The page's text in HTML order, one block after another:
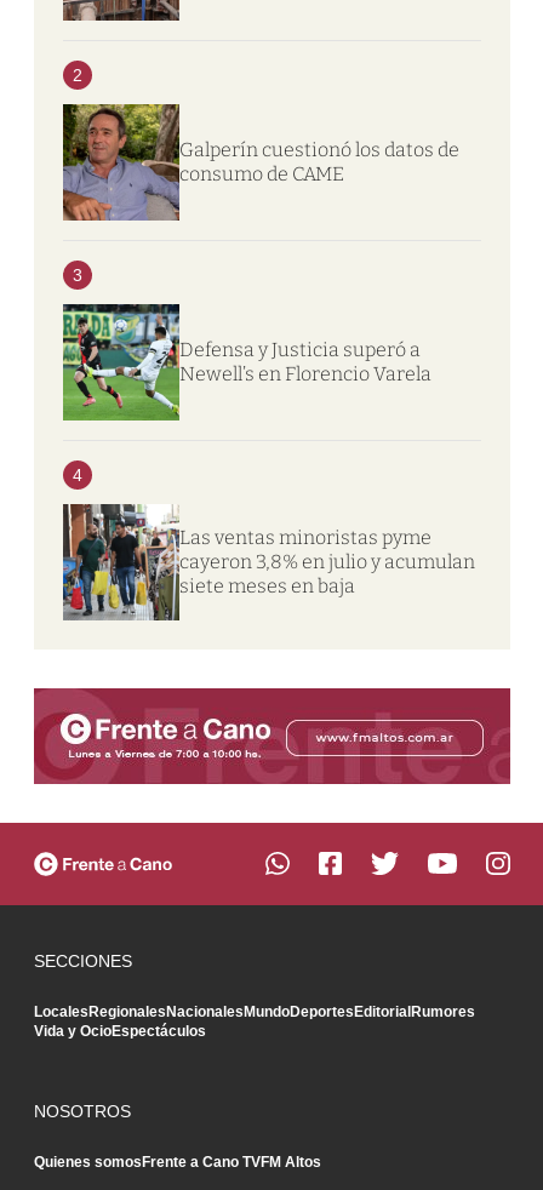
2
Galperín cuestionó los datos de
consumo de CAME
3
Defensa y Justicia superó a
Newell’s en Florencio Varela
4
Las ventas minoristas pyme
cayeron 3,8% en julio y acumulan
siete meses en baja
SECCIONES
LocalesRegionalesNacionalesMundoDeportesEditorialRumores
Vida y OcioEspectáculos
NOSOTROS
Quienes somosFrente a Cano TVFM Altos